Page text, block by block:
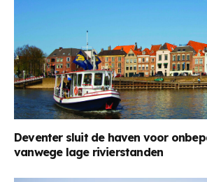
Deventer sluit de haven voor
vanwege lage rivierstanden